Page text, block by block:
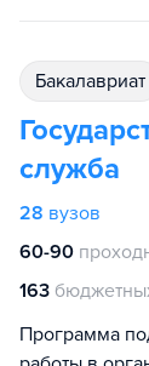
бакалавриат
служба
28 вузов
60-90
163
Программа